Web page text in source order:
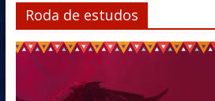
Roda de estudos